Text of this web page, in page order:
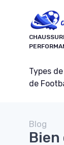
Types
de
Blog